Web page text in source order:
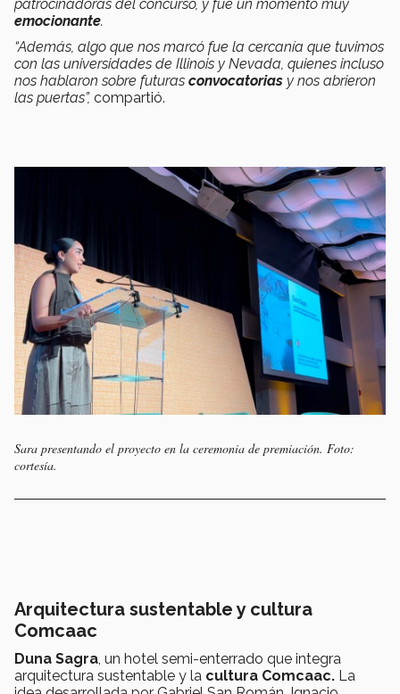
patrocinadoras del concurso, y fue un momento muy
emocionante.
“Además, algo que nos marcó fue la cercanía que tuvimos
con las universidades de Illinois y Nevada, quienes incluso
nos hablaron sobre futuras convocatorias y nos abrieron
las puertas”, compartió.
Sara presentando el proyecto en la ceremonia de premiación. Foto:
cortesía.
Arquitectura sustentable y cultura
Comcaac
Duna Sagra , un hotel semi-enterrado que integra
arquitectura sustentable y la cultura Comcaac. La